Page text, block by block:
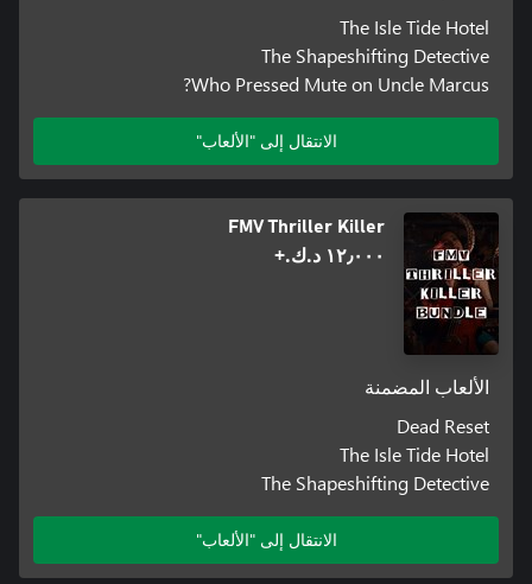
The Isle Tide Hotel
The Shapeshifting Detective
Who Pressed Mute on Uncle Marcus?
الانتقال إلى "الألعاب"
FMV Thriller Killer
١٢٫٠٠٠ د.ك.‏+
الألعاب المضمنة
Dead Reset
The Isle Tide Hotel
The Shapeshifting Detective
الانتقال إلى "الألعاب"